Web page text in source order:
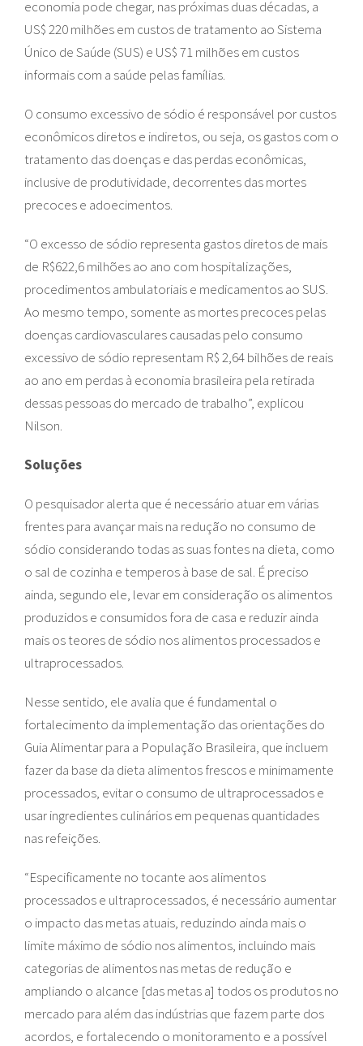
economia pode chegar, nas próximas duas décadas, a
US$ 220 milhões em custos de tratamento ao Sistema
Único de Saúde (SUS) e US$ 71 milhões em custos
informais com a saúde pelas famílias.
O consumo excessivo de sódio é responsável por custos
econômicos diretos e indiretos, ou seja, os gastos com o
tratamento das doenças e das perdas econômicas,
inclusive de produtividade, decorrentes das mortes
precoces e adoecimentos.
“O excesso de sódio representa gastos diretos de mais
de R$622,6 milhões ao ano com hospitalizações,
procedimentos ambulatoriais e medicamentos ao SUS.
Ao mesmo tempo, somente as mortes precoces pelas
doenças cardiovasculares causadas pelo consumo
excessivo de sódio representam R$ 2,64 bilhões de reais
ao ano em perdas à economia brasileira pela retirada
dessas pessoas do mercado de trabalho”, explicou
Nilson.
Soluções
O pesquisador alerta que é necessário atuar em várias
frentes para avançar mais na redução no consumo de
sódio considerando todas as suas fontes na dieta, como
o sal de cozinha e temperos à base de sal. É preciso
ainda, segundo ele, levar em consideração os alimentos
produzidos e consumidos fora de casa e reduzir ainda
mais os teores de sódio nos alimentos processados e
ultraprocessados.
Nesse sentido, ele avalia que é fundamental o
fortalecimento da implementação das orientações do
Guia Alimentar para a População Brasileira, que incluem
fazer da base da dieta alimentos frescos e minimamente
processados, evitar o consumo de ultraprocessados e
usar ingredientes culinários em pequenas quantidades
nas refeições.
“Especificamente no tocante aos alimentos
processados e ultraprocessados, é necessário aumentar
o impacto das metas atuais, reduzindo ainda mais o
limite máximo de sódio nos alimentos, incluindo mais
categorias de alimentos nas metas de redução e
ampliando o alcance [das metas a] todos os produtos no
mercado para além das indústrias que fazem parte dos
acordos, e fortalecendo o monitoramento e a possível